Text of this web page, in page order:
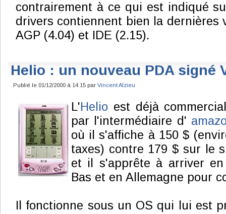
contrairement à ce qui est indiqué
drivers contiennent bien la dernières
AGP (4.04) et IDE (2.15).
Helio : un nouveau PDA signé
Publié le 01/12/2000 à 14:15 par Vincent Alzieu
L'Helio est déjà
par l'intermédiaire d'
où il s'affiche à 150 $
taxes) contre 179 $ sur le
et il s'apprête à arriver en
Bas et en Allemagne pour
Il fonctionne sous un OS qui lui est